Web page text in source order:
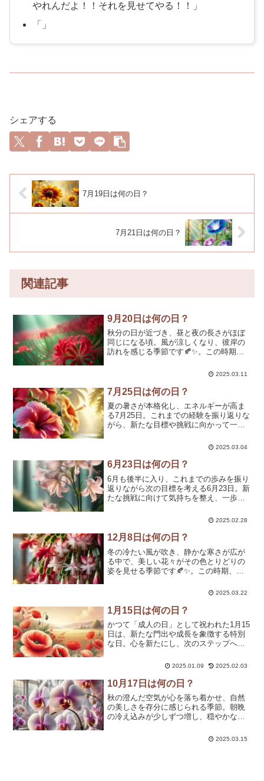
やれんだよ！！それを見せてやる！！
シェアする
7月19日は何の日？
7月21日は何の日？
関連記事
9月20日は何の日？
秋分の日が近づき、昼と夜の長さがほぼ
同じになる頃。風が涼しくなり、彼岸の
訪れを感じる季節です🍂✨。この時期、
な赤い花を咲かせる「彼岸花（ヒガンバ
さと、どこか儚げな雰囲気...
2025.03.11
7月25日は何の日？
夏の暑さが本格化し、エネルギーが高ま
る7月25日。これまでの経験を振り返りな
がら、新たな目標や挑戦に向かって一歩
このページでは、7月25日にちなんだ記念
に響く名言をご紹...
2025.03.04
6月23日は何の日？
6月も後半に入り、これまでの歩みを振り
返りながら次の目標を考える6月23日。新
たな挑戦に向けて気持ちを整え、一歩踏
のページでは、6月23日にちなんだ記念日
響く名言をご紹...
2025.02.28
12月8日は何の日？
冬の冷たい風が吹き、静かな寒さが広が
る中で、美しい花々がその色とりどりの
姿を見せる季節です🍂✨。この時期、シ
せます。短い期間でその美しさを見せる
残ります。このページでは...
2025.03.22
1月15日は何の日？
かつて「成人の日」として祝われた1月15
日は、新たな門出や成長を象徴する特別
な日。心を新たにし、次のステップへ進
のページでは、1月15日にちなんだ記念日
響く名言をご紹介...
2025.01.09 2025.02.03
10月17日は何の日？
秋の澄んだ空気が心を落ち着かせ、自然
の美しさを存分に感じられる季節。朝晩
の冷え込みが少しずつ増し、穏やかな時
な姿と気品あふれる美しさを持つ「胡蝶
2025.03.15